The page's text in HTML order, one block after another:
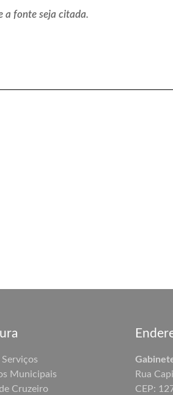
a fonte seja citada.
Municipais
Cruzeiro
Rua
CEP: